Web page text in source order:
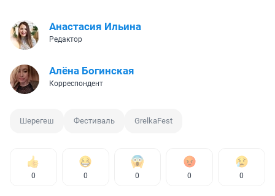
Анастасия Ильина
Редактор
Алёна Богинская
Корреспондент
Шерегеш Фестиваль GrelkaFest
0 0 0 0 0